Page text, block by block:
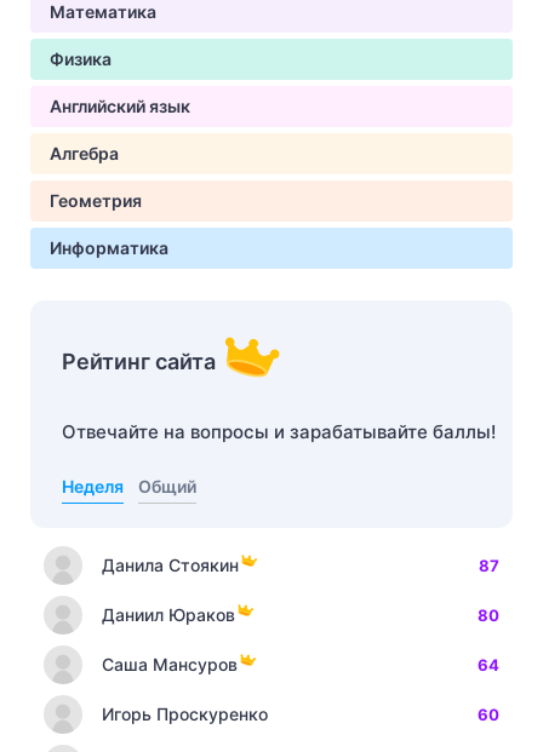
Математика
Физика
Английский язык
Алгебра
Геометрия
Информатика
Рейтинг сайта
Отвечайте на вопросы и зарабатывайте баллы!
Неделя Общий
Данила Стоякин 87
Даниил Юраков 80
Саша Мансуров 64
Игорь Проскуренко 60